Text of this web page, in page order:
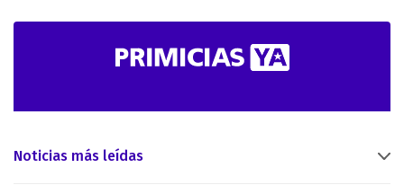
Noticias más leídas